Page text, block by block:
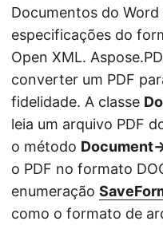
Documentos do
especificações do
Open XML.
converter um PDF
fidelidade. A classe
leia um arquivo PDF
o método Document-
o PDF no formato
enumeração
como o formato de